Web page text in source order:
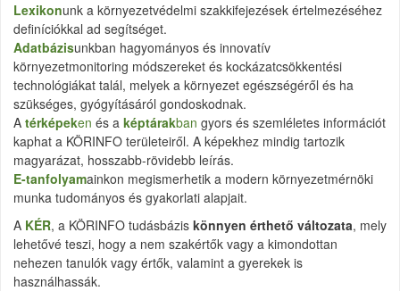
Lexikonunk a környezetvédelmi szakkifejezések értelmezéséhez
definíciókkal ad segítséget.
Adatbázisunkban hagyományos és innovatív
környezetmonitoring módszereket és kockázatcsökkentési
technológiákat talál, melyek a környezet egészségéről és ha
szükséges, gyógyításáról gondoskodnak.
A térképeken és a képtárakban gyors és szemléletes információt
kaphat a KÖRINFO területeiről. A képekhez mindig tartozik
magyarázat, hosszabb-rövidebb leírás.
E-tanfolyamainkon megismerhetik a modern környezetmérnöki
munka tudományos és gyakorlati alapjait.
A KÉR, a KÖRINFO tudásbázis könnyen érthető változata, mely
lehetővé teszi, hogy a nem szakértők vagy a kimondottan
nehezen tanulók vagy értők, valamint a gyerekek is
használhassák.